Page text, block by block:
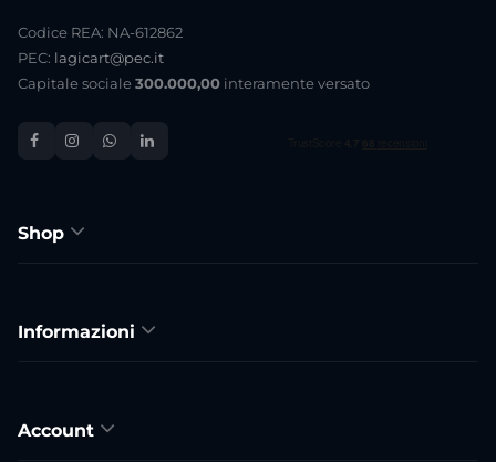
Codice REA: NA-612862
PEC: lagicart@pec.it
Capitale sociale 300.000,00 interamente versato
Shop
Informazioni
Account